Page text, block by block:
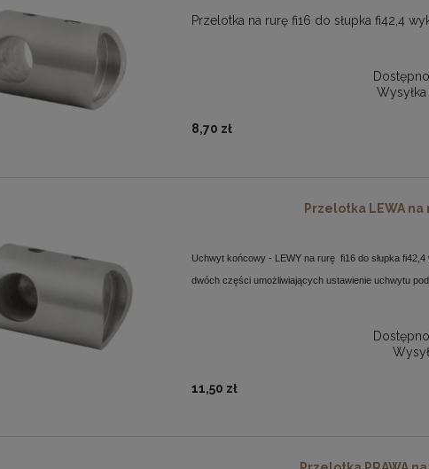
Przelotka na rurę fi16 do słupka fi42,4
Wysyłka
8,70 zł
Przelotka LEWA na
Uchwyt końcowy - LEWY na rurę fi16 do słupka
dwóch części umożliwiających ustawienie uchwytu
11,50 zł